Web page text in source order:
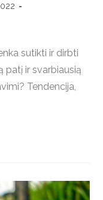
sutikti ir dirbti
patį ir svarbiausią
Tendencija,